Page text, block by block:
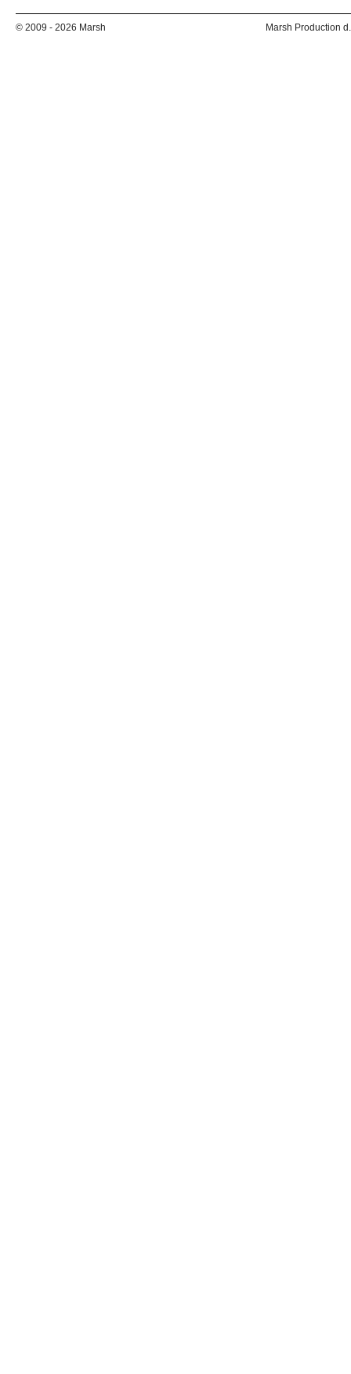
© 2009 - 2026 Marsh Marsh Production